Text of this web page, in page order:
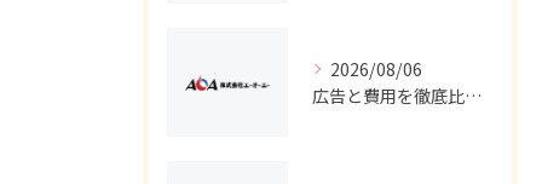
2026/08/06
広告と費用を徹底比較し求人や採用でバイトと正社員の効果的集客を実現する方法